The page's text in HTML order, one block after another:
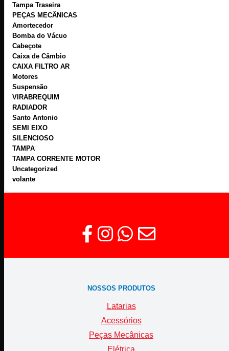
Tampa Traseira
PEÇAS MECÂNICAS
Amortecedor
Bomba do Vácuo
Cabeçote
Caixa de Câmbio
CAIXA FILTRO AR
Motores
Suspensão
VIRABREQUIM
RADIADOR
Santo Antonio
SEMI EIXO
SILENCIOSO
TAMPA
TAMPA CORRENTE MOTOR
Uncategorized
volante
NOSSOS PRODUTOS
Latarias
Acessórios
Peças Mecânicas
Elétrica